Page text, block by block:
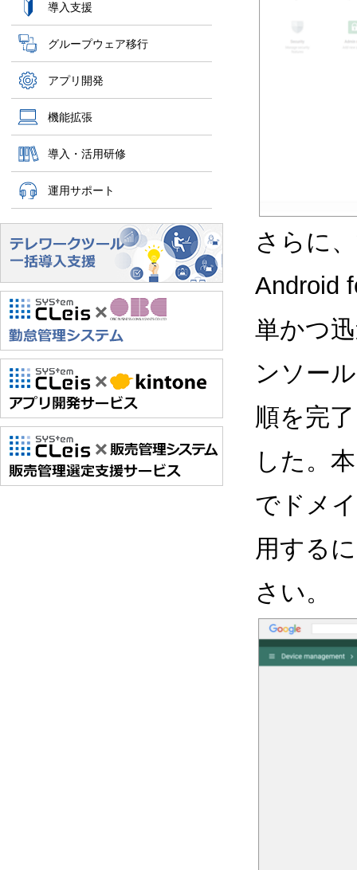
導入支援
グループウェア移行
アプリ開発
機能拡張
導入・活用研修
運用サポート
さらに
Android
単かつ
ンソー
順を完
した。
でドメ
用する
さい。